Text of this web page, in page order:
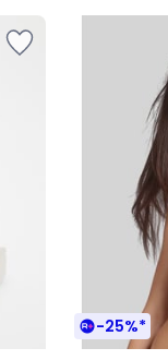
-25%*